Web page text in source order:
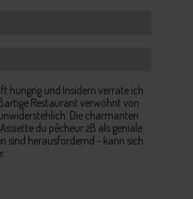
hungrig und Insidern verrate ich
Restaurant verwöhnt von
Die charmanten
du pêcheur zB als geniale
sind herausfordernd - kann sich